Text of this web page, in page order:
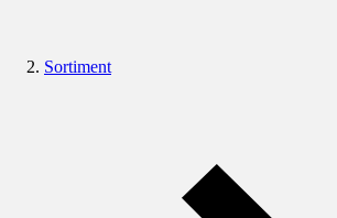
Sortiment